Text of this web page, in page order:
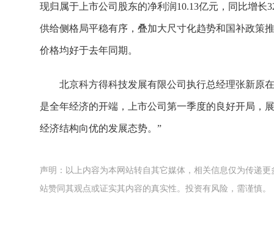
现归属于上市公司股东的净利润10.13亿元，同比增长
供给侧格局平稳有序，叠加大尺寸化趋势和国补政策
价格均好于去年同期。
北京科方得科技发展有限公司执行总经理张新原
是全年经济的开端，上市公司第一季度的良好开局，
经济结构向优的发展态势。”
声明：以上内容为本网站转自其它媒体，相关信息仅为传递
站赞同其观点或证实其内容的真实性。投资有风险，需谨慎。